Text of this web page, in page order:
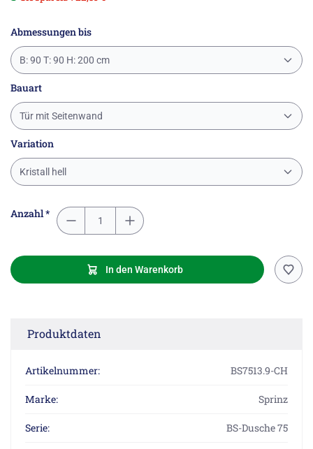
Abmessungen bis
B: 90 T: 90 H: 200 cm
Bauart
Tür mit Seitenwand
Variation
Kristall hell
Anzahl *
In den Warenkorb
Produktdaten
Artikelnummer: BS7513.9-CH
Marke: Sprinz
Serie: BS-Dusche 75